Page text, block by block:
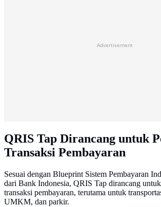
Advertisement
QRIS Tap Dirancang untuk
Transaksi Pembayaran
Sesuai dengan Blueprint Sistem Pembayaran
dari Bank Indonesia, QRIS Tap dirancang
transaksi pembayaran, terutama untuk
UMKM, dan parkir.